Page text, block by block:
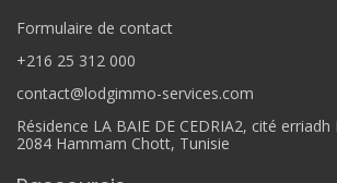
Formulaire de contact
+216 25 312 000
contact@lodgimmo-services.com
Résidence LA BAIE DE CEDRIA2, cité erriadh
2084 Hammam Chott, Tunisie